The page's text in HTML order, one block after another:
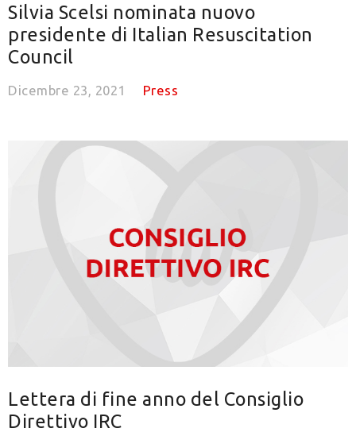
Silvia Scelsi nominata nuovo
presidente di Italian Resuscitation
Council
Dicembre 23, 2021 Press
Lettera di fine anno del Consiglio
Direttivo IRC